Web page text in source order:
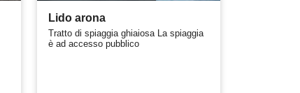
Lido arona
Tratto di spiaggia ghiaiosa La spiaggia
è ad accesso pubblico